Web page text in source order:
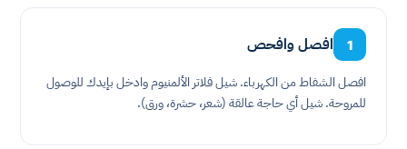
1 افصل وافحص
افصل الشفاط من الكهرباء. شيل فلاتر الألمنيوم وادخل بإيدك للوصول
للمروحة. شيل أي حاجة عالقة (شعر، حشرة، ورق).